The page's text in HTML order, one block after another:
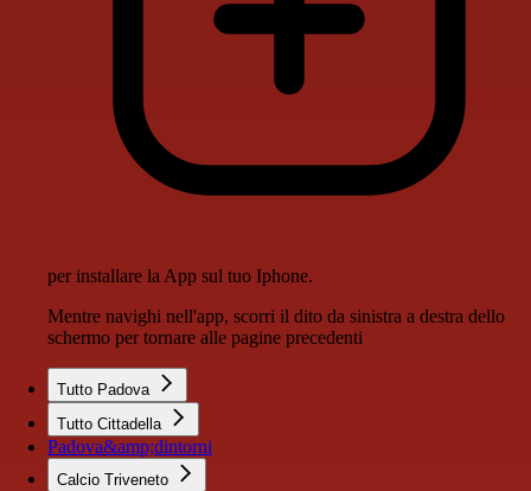
per installare la App sul tuo Iphone.
Mentre navighi nell'app, scorri il dito da sinistra a destra dello
schermo per tornare alle pagine precedenti
Tutto Padova
Tutto Cittadella
Padova&amp;dintorni
Calcio Triveneto